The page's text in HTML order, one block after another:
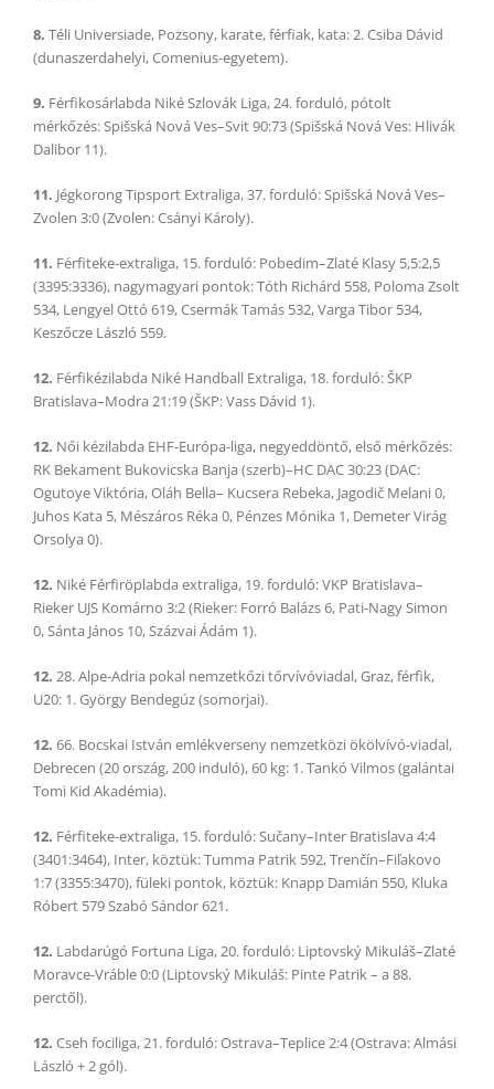
8. Téli Universiade, Pozsony, karate, férfiak, kata: 2. Csiba Dávid
(dunaszerdahelyi, Comenius-egyetem).
9. Férfikosárlabda Niké Szlovák Liga, 24. forduló, pótolt
mérkőzés: Spišská Nová Ves–Svit 90:73 (Spišská Nová Ves: Hlivák
Dalibor 11).
11. Jégkorong Tipsport Extraliga, 37. forduló: Spišská Nová Ves–
Zvolen 3:0 (Zvolen: Csányi Károly).
11. Férfiteke-extraliga, 15. forduló: Pobedim–Zlaté Klasy 5,5:2,5
(3395:3336), nagymagyari pontok: Tóth Richárd 558, Poloma Zsolt
534, Lengyel Ottó 619, Csermák Tamás 532, Varga Tibor 534,
Keszőcze László 559.
12. Férfikézilabda Niké Handball Extraliga, 18. forduló: ŠKP
Bratislava–Modra 21:19 (ŠKP: Vass Dávid 1).
12. Női kézilabda EHF-Európa-liga, negyeddöntő, első mérkőzés:
RK Bekament Bukovicska Banja (szerb)–HC DAC 30:23 (DAC:
Ogutoye Viktória, Oláh Bella– Kucsera Rebeka, Jagodič Melani 0,
Juhos Kata 5, Mészáros Réka 0, Pénzes Mónika 1, Demeter Virág
Orsolya 0).
12. Niké Férfiröplabda extraliga, 19. forduló: VKP Bratislava–
Rieker UJS Komárno 3:2 (Rieker: Forró Balázs 6, Pati-Nagy Simon
0, Sánta János 10, Százvai Ádám 1).
12. 28. Alpe-Adria pokal nemzetkőzi tőrvívóviadal, Graz, férfik,
U20: 1. György Bendegúz (somorjai).
12. 66. Bocskai István emlékverseny nemzetközi ökölvívó-viadal,
Debrecen (20 ország, 200 induló), 60 kg: 1. Tankó Vilmos (galántai
Tomi Kid Akadémia).
12. Férfiteke-extraliga, 15. forduló: Sučany–Inter Bratislava 4:4
(3401:3464), Inter, köztük: Tumma Patrik 592, Trenčín–Fiľakovo
1:7 (3355:3470), füleki pontok, köztük: Knapp Damián 550, Kluka
Róbert 579 Szabó Sándor 621.
12. Labdarúgó Fortuna Liga, 20. forduló: Liptovský Mikuláš–Zlaté
Moravce-Vráble 0:0 (Liptovský Mikuláš: Pinte Patrik – a 88.
perctől).
12. Cseh fociliga, 21. forduló: Ostrava–Teplice 2:4 (Ostrava: Almási
László + 2 gól).